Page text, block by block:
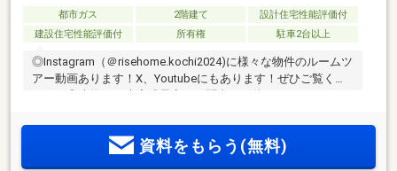
都市ガス 2階建て
設計住宅性能評価付
建設住宅性能評価付
所有権 駐車2台以上
◎Instagram（＠risehome.kochi2024)に様々な物件のルームツ
アー動画あります！X、Youtubeにもあります！ぜひご覧くだ
さい。◎建物10月末完成予定！お問合せお待ちしております
車3台可能。前面約4m公道で、毎日の出し入れもスムーズ・駅
まで徒歩5分！通勤・通学・買い物のバランスが取れた立地・
資料をもらう(無料)